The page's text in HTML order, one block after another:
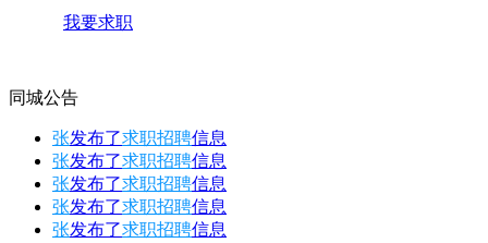
我要求职
同城公告
张发布了求职招聘信息
张发布了求职招聘信息
张发布了求职招聘信息
张发布了求职招聘信息
张发布了求职招聘信息